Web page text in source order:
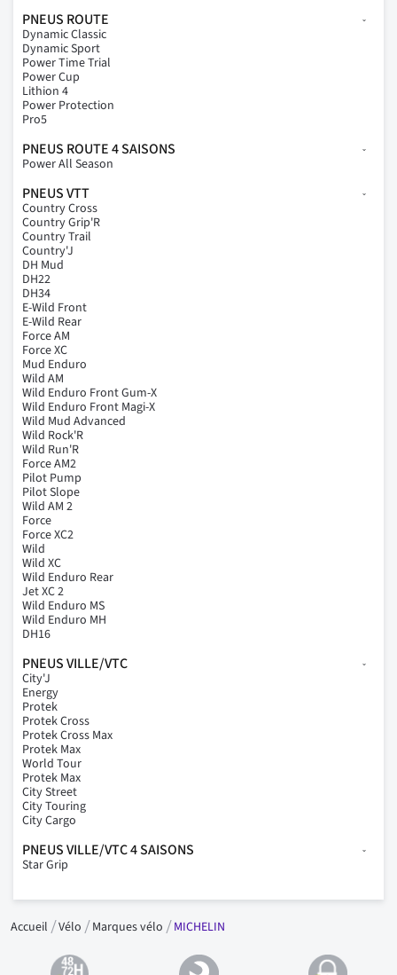
PNEUS ROUTE
Dynamic Classic
Dynamic Sport
Power Time Trial
Power Cup
Lithion 4
Power Protection
Pro5
PNEUS ROUTE 4 SAISONS
Power All Season
PNEUS VTT
Country Cross
Country Grip'R
Country Trail
Country'J
DH Mud
DH22
DH34
E-Wild Front
E-Wild Rear
Force AM
Force XC
Mud Enduro
Wild AM
Wild Enduro Front Gum-X
Wild Enduro Front Magi-X
Wild Mud Advanced
Wild Rock'R
Wild Run'R
Force AM2
Pilot Pump
Pilot Slope
Wild AM 2
Force
Force XC2
Wild
Wild XC
Wild Enduro Rear
Jet XC 2
Wild Enduro MS
Wild Enduro MH
DH16
PNEUS VILLE/VTC
City'J
Energy
Protek
Protek Cross
Protek Cross Max
Protek Max
World Tour
Protek Max
City Street
City Touring
City Cargo
PNEUS VILLE/VTC 4 SAISONS
Star Grip
Accueil Vélo Marques vélo MICHELIN